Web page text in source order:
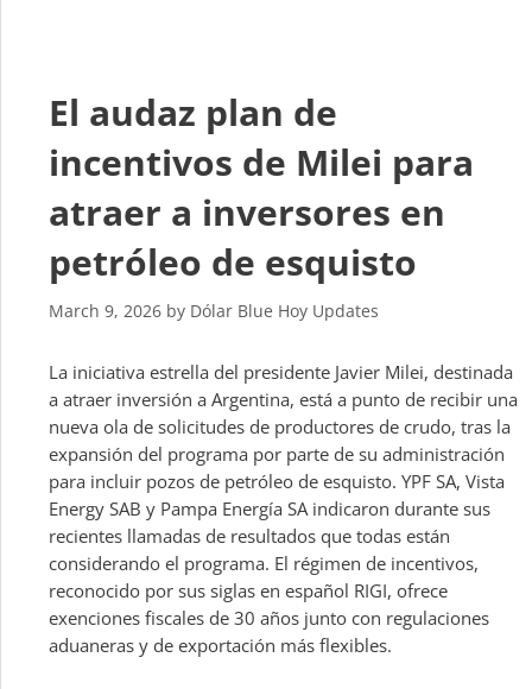
El audaz plan de
incentivos de Milei para
atraer a inversores en
petróleo de esquisto
March 9, 2026 by Dólar Blue Hoy Updates
La iniciativa estrella del presidente Javier Milei, destinada
a atraer inversión a Argentina, está a punto de recibir una
nueva ola de solicitudes de productores de crudo, tras la
expansión del programa por parte de su administración
para incluir pozos de petróleo de esquisto. YPF SA, Vista
Energy SAB y Pampa Energía SA indicaron durante sus
recientes llamadas de resultados que todas están
considerando el programa. El régimen de incentivos,
reconocido por sus siglas en español RIGI, ofrece
exenciones fiscales de 30 años junto con regulaciones
aduaneras y de exportación más flexibles.